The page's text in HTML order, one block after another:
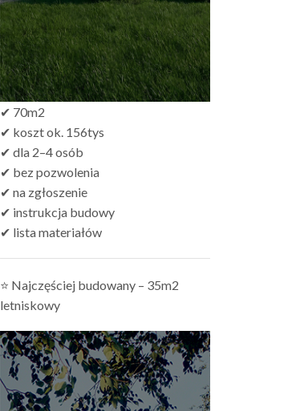
✔ 70m2
✔ koszt ok. 156tys
✔ dla 2–4 osób
✔ bez pozwolenia
✔ na zgłoszenie
✔ instrukcja budowy
✔ lista materiałów
⭐ Najczęściej budowany – 35m2
letniskowy